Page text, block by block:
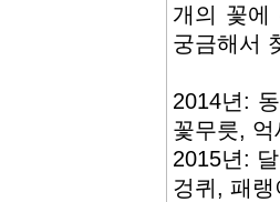
개의 꽃에
궁금해서
2014년:
꽃무릇,
2015년:
겅퀴, 패